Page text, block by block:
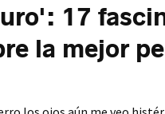
17
la mejor